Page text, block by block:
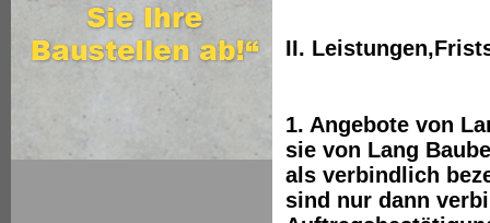
II.
1. Angebote von
sie von Lang
als verbindlich
sind nur dann